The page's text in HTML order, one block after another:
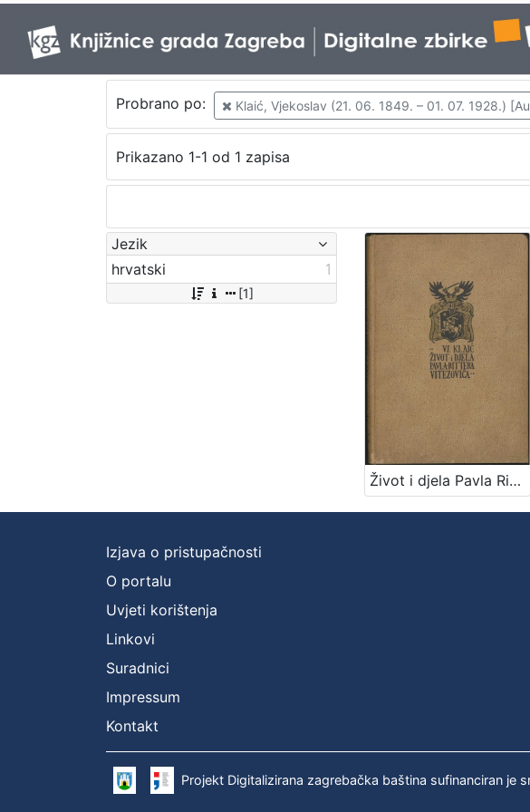
Probrano po: Klaić, Vjekoslav (21. 06. 1849. – 01. 07. 1928.)
Prikazano 1-1 od 1 zapisa
Jezik
hrvatski
1
[1]
Život i djela Pavla Rittera Vitezovića / Vjekoslav Klaić
Izjava o pristupačnosti
O portalu
Uvjeti korištenja
Linkovi
Suradnici
Impressum
Kontakt
Projekt Digitalizirana zagrebačka baština sufinanciran je